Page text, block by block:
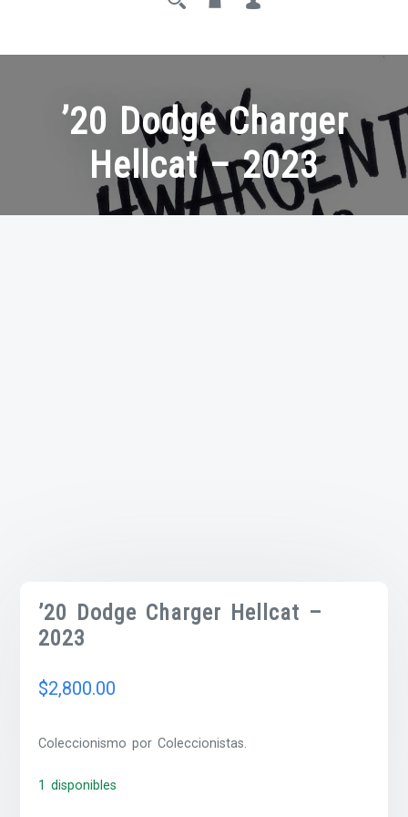
’20 Dodge Charger
Hellcat – 2023
’20 Dodge Charger Hellcat –
2023
$2,800.00
Coleccionismo por Coleccionistas.
1 disponibles